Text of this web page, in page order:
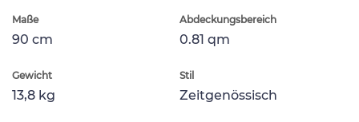
Maße
90 cm
Abdeckungsbereich
0.81 qm
Gewicht
13,8 kg
Stil
Zeitgenössisch